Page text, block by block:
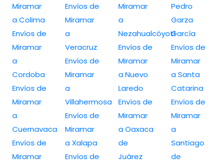
Miramar
a Colima
Envíos de
Miramar
a
Cordoba
Envíos de
Miramar
a
Cuernavaca
Envíos de
Miramar
Envíos de
Miramar
a
Veracruz
Envíos de
Miramar
a
Villahermosa
Envíos de
Miramar
a Xalapa
Envíos de
Miramar
a
Nezahualcóyotl
Envíos de
Miramar
a Nuevo
Laredo
Envíos de
Miramar
a Oaxaca
de
Juárez
Pedro
Garza
García
Envíos de
Miramar
a Santa
Catarina
Envíos de
Miramar
a
Santiago
de